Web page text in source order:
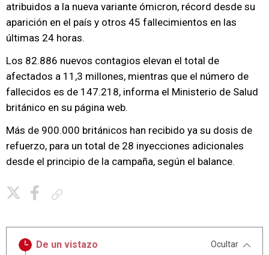
atribuidos a la nueva variante ómicron, récord desde su
aparición en el país y otros 45 fallecimientos en las
últimas 24 horas.
Los 82.886 nuevos contagios elevan el total de
afectados a 11,3 millones, mientras que el número de
fallecidos es de 147.218, informa el Ministerio de Salud
británico en su página web.
Más de 900.000 británicos han recibido ya su dosis de
refuerzo, para un total de 28 inyecciones adicionales
desde el principio de la campaña, según el balance.
De un vistazo Ocultar